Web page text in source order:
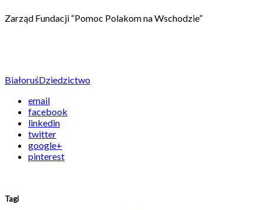
Zarząd Fundacji “Pomoc Polakom na Wschodzie”
BiałoruśDziedzictwo
email
facebook
linkedin
twitter
google+
pinterest
Tagi